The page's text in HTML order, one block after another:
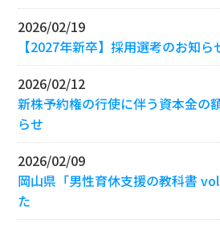
2026/02/19
【2027年新卒】採用選考のお知ら
2026/02/12
新株予約権の行使に伴う資本金の
らせ
2026/02/09
岡山県「男性育休支援の教科書
た